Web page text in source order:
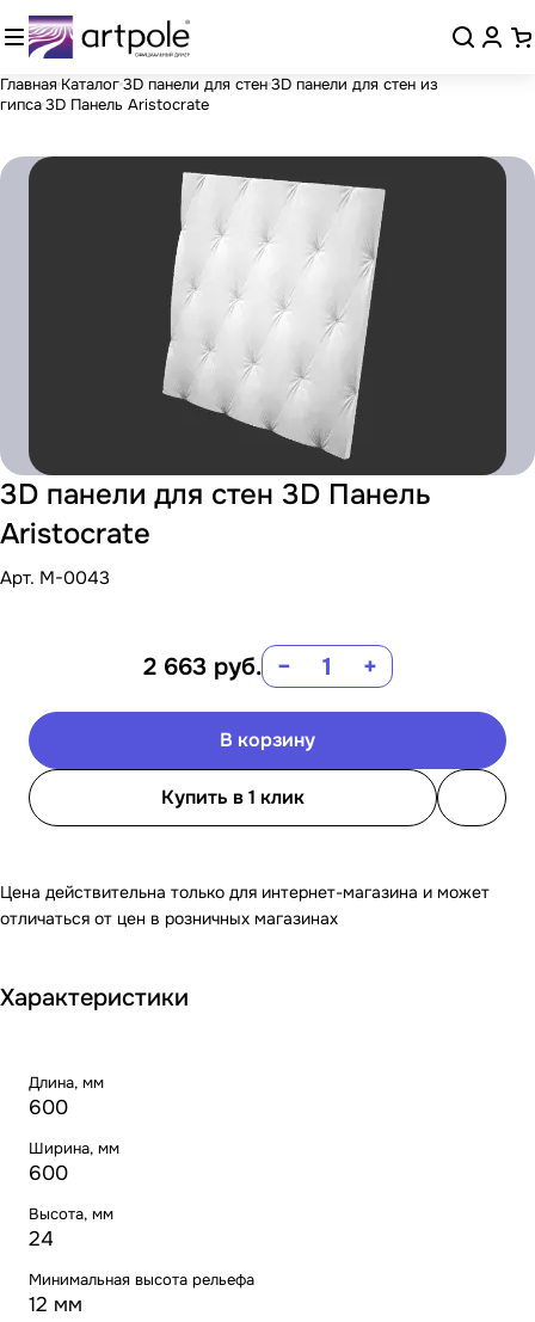
Главная Каталог3D панели для стен3D панели для стен из
гипса3D Панель Aristocrate
3D панели для стен 3D Панель
Aristocrate
Арт. M-0043
2 663 руб. − +
В корзину
Купить в 1 клик
Цена действительна только для интернет-магазина и может
отличаться от цен в розничных магазинах
Характеристики
Длина, мм
600
Ширина, мм
600
Высота, мм
24
Минимальная высота рельефа
12 мм